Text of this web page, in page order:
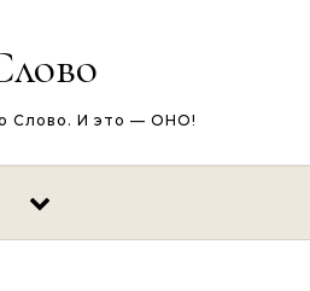
Слово. И это — ОНО!